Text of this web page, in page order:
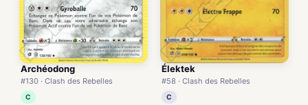
Archéodong
#130 · Clash des Rebelles
C
Élektek
#58 · Clash des Rebelles
C